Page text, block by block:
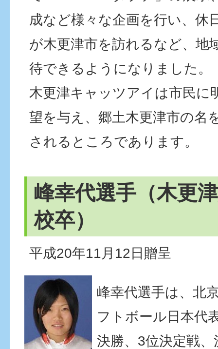
成など様々な企画を行い、休
が木更津市を訪れるなど、地
待できるようになりました。
木更津キャッツアイは市民に
望を与え、郷土木更津市の名
されるところであります。
峰幸代選手（木更
校卒）
平成20年11月12日贈呈
峰幸代選手は、北
フトボール日本代
決勝、3位決定戦